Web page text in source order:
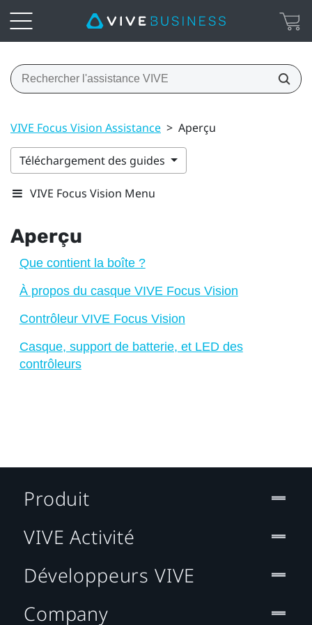
VIVE Focus Vision Assistance > Aperçu
Téléchargement des guides
VIVE Focus Vision Menu
Aperçu
Que contient la boîte ?
À propos du casque VIVE Focus Vision
Contrôleur VIVE Focus Vision
Casque, support de batterie, et LED des
contrôleurs
Produit
VIVE Activité
Développeurs VIVE
Company